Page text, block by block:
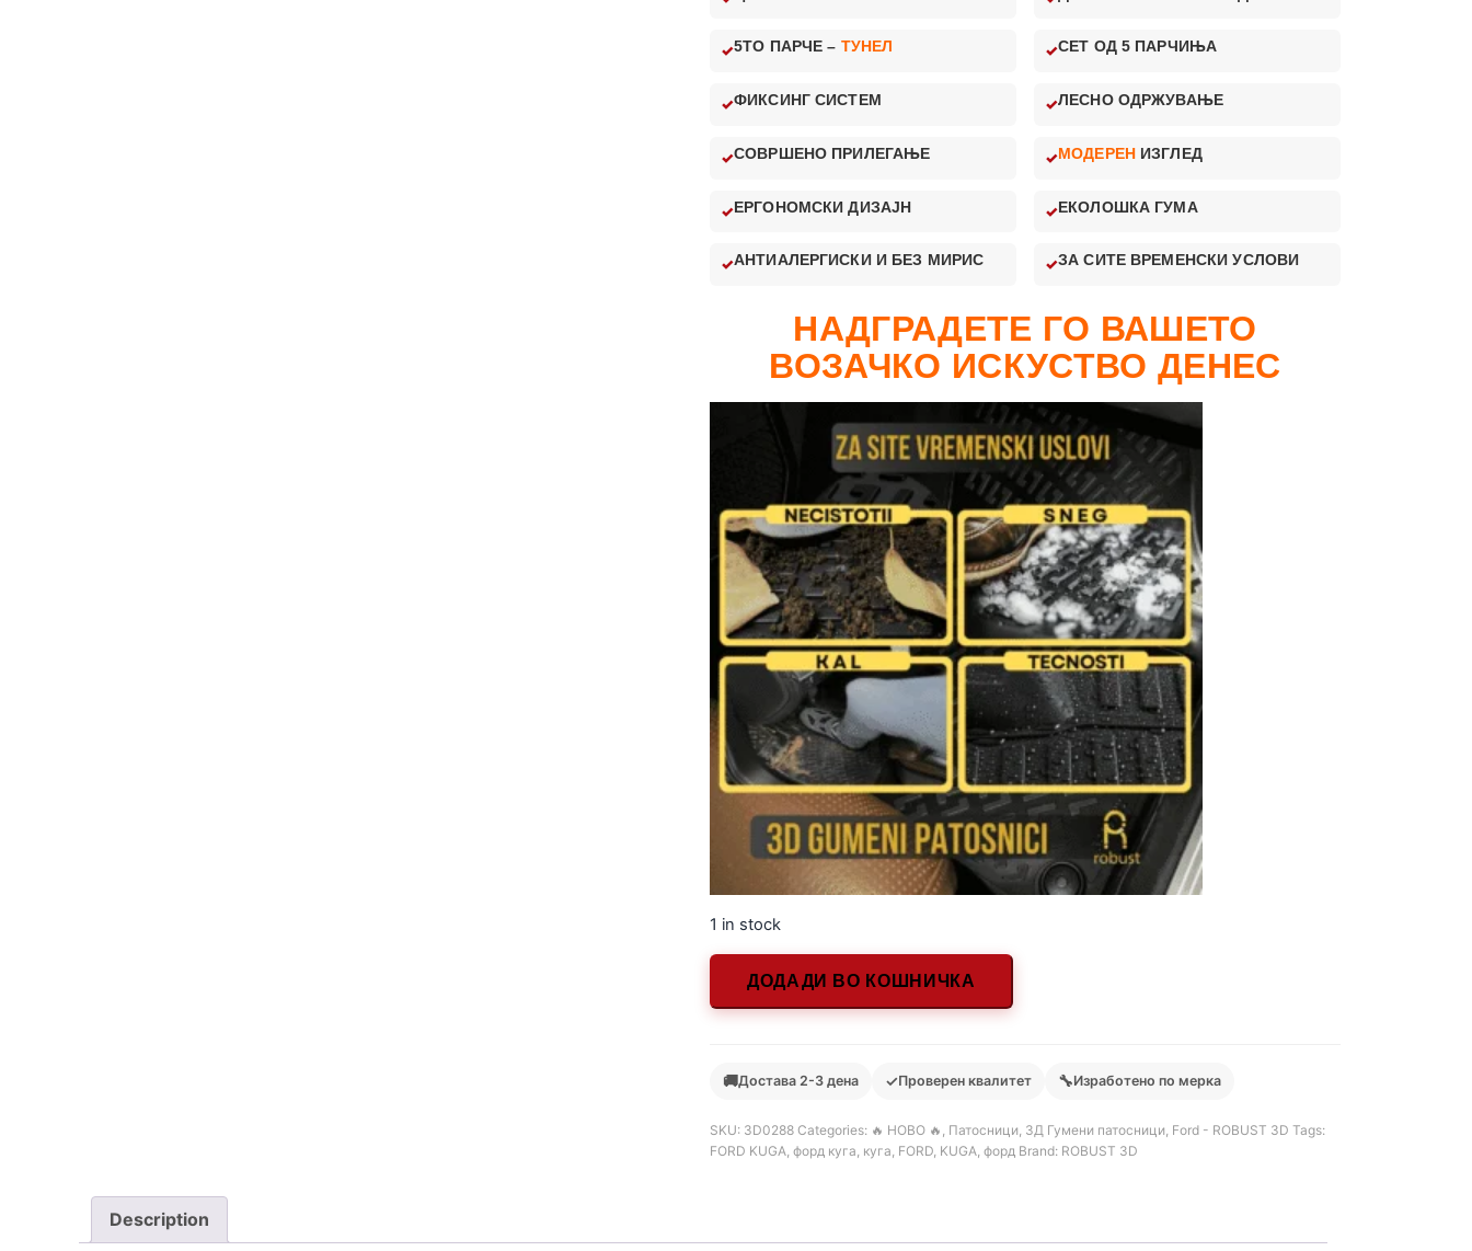
5ТО ПАРЧЕ – ТУНЕЛ СЕТ ОД 5 ПАРЧИЊА
ФИКСИНГ СИСТЕМ ЛЕСНО ОДРЖУВАЊЕ
СОВРШЕНО ПРИЛЕГАЊЕ МОДЕРЕН ИЗГЛЕД
ЕРГОНОМСКИ ДИЗАЈН ЕКОЛОШКА ГУМА
АНТИАЛЕРГИСКИ И БЕЗ МИРИС ЗА СИТЕ ВРЕМЕНСКИ УСЛОВИ
НАДГРАДЕТЕ ГО ВАШЕТО
ВОЗАЧКО ИСКУСТВО ДЕНЕС
1 in stock
ДОДАДИ ВО КОШНИЧКА
🚚Достава 2-3 дена ✓Проверен квалитет 🔧Изработено по мерка
SKU: 3D0288 Categories: 🔥 НОВО 🔥 Патосници 3Д Гумени патосници Ford - ROBUST 3D Tags:
FORD KUGA форд куга куга FORD KUGA форд Brand: ROBUST 3D
Description